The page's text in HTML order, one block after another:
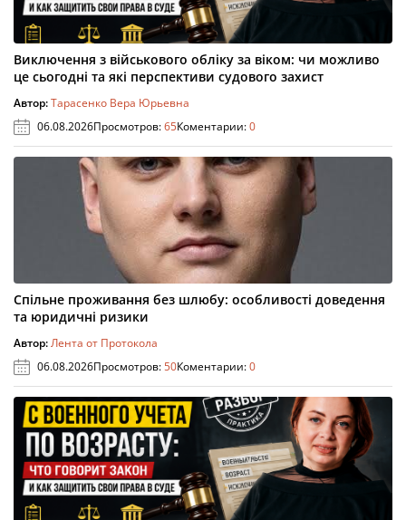
Виключення з військового обліку за віком: чи можливо
це сьогодні та які перспективи судового захист
Автор:Тарасенко Вера Юрьевна
06.08.2026Просмотров:65Коментарии:0
Спільне проживання без шлюбу: особливості доведення
та юридичні ризики
Автор:Лента от Протокола
06.08.2026Просмотров:50Коментарии:0